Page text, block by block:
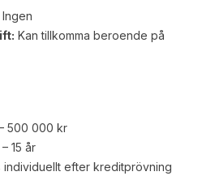
Ingen
Kan tillkomma beroende på
500 000 kr
– 15 år
individuellt efter kreditprövning